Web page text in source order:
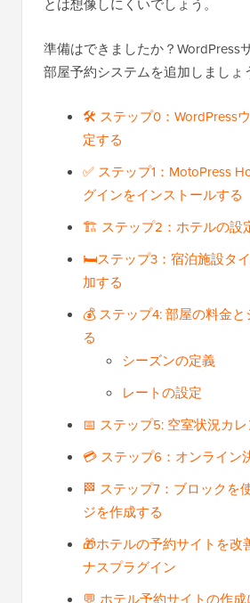
とは想像しにくいでしょう。
準備はできましたか？WordPress
部屋予約システムを追加しましょ
🛠️ ステップ0：WordPress
定する
✅ ステップ1：MotoPress
グインをインストールする
🏗️ ステップ2：ホテルの設
🛏️ステップ3：宿泊施設タ
加する
💰 ステップ4: 部屋の料金
る
シーズンの定義
レートの設定
📅 ステップ5: 空室状況カ
💳 ステップ6：オンライン
🏁 ステップ7：ブロックを
ジを作成する
🎁ホテルの予約サイトを改
ナスプラグイン